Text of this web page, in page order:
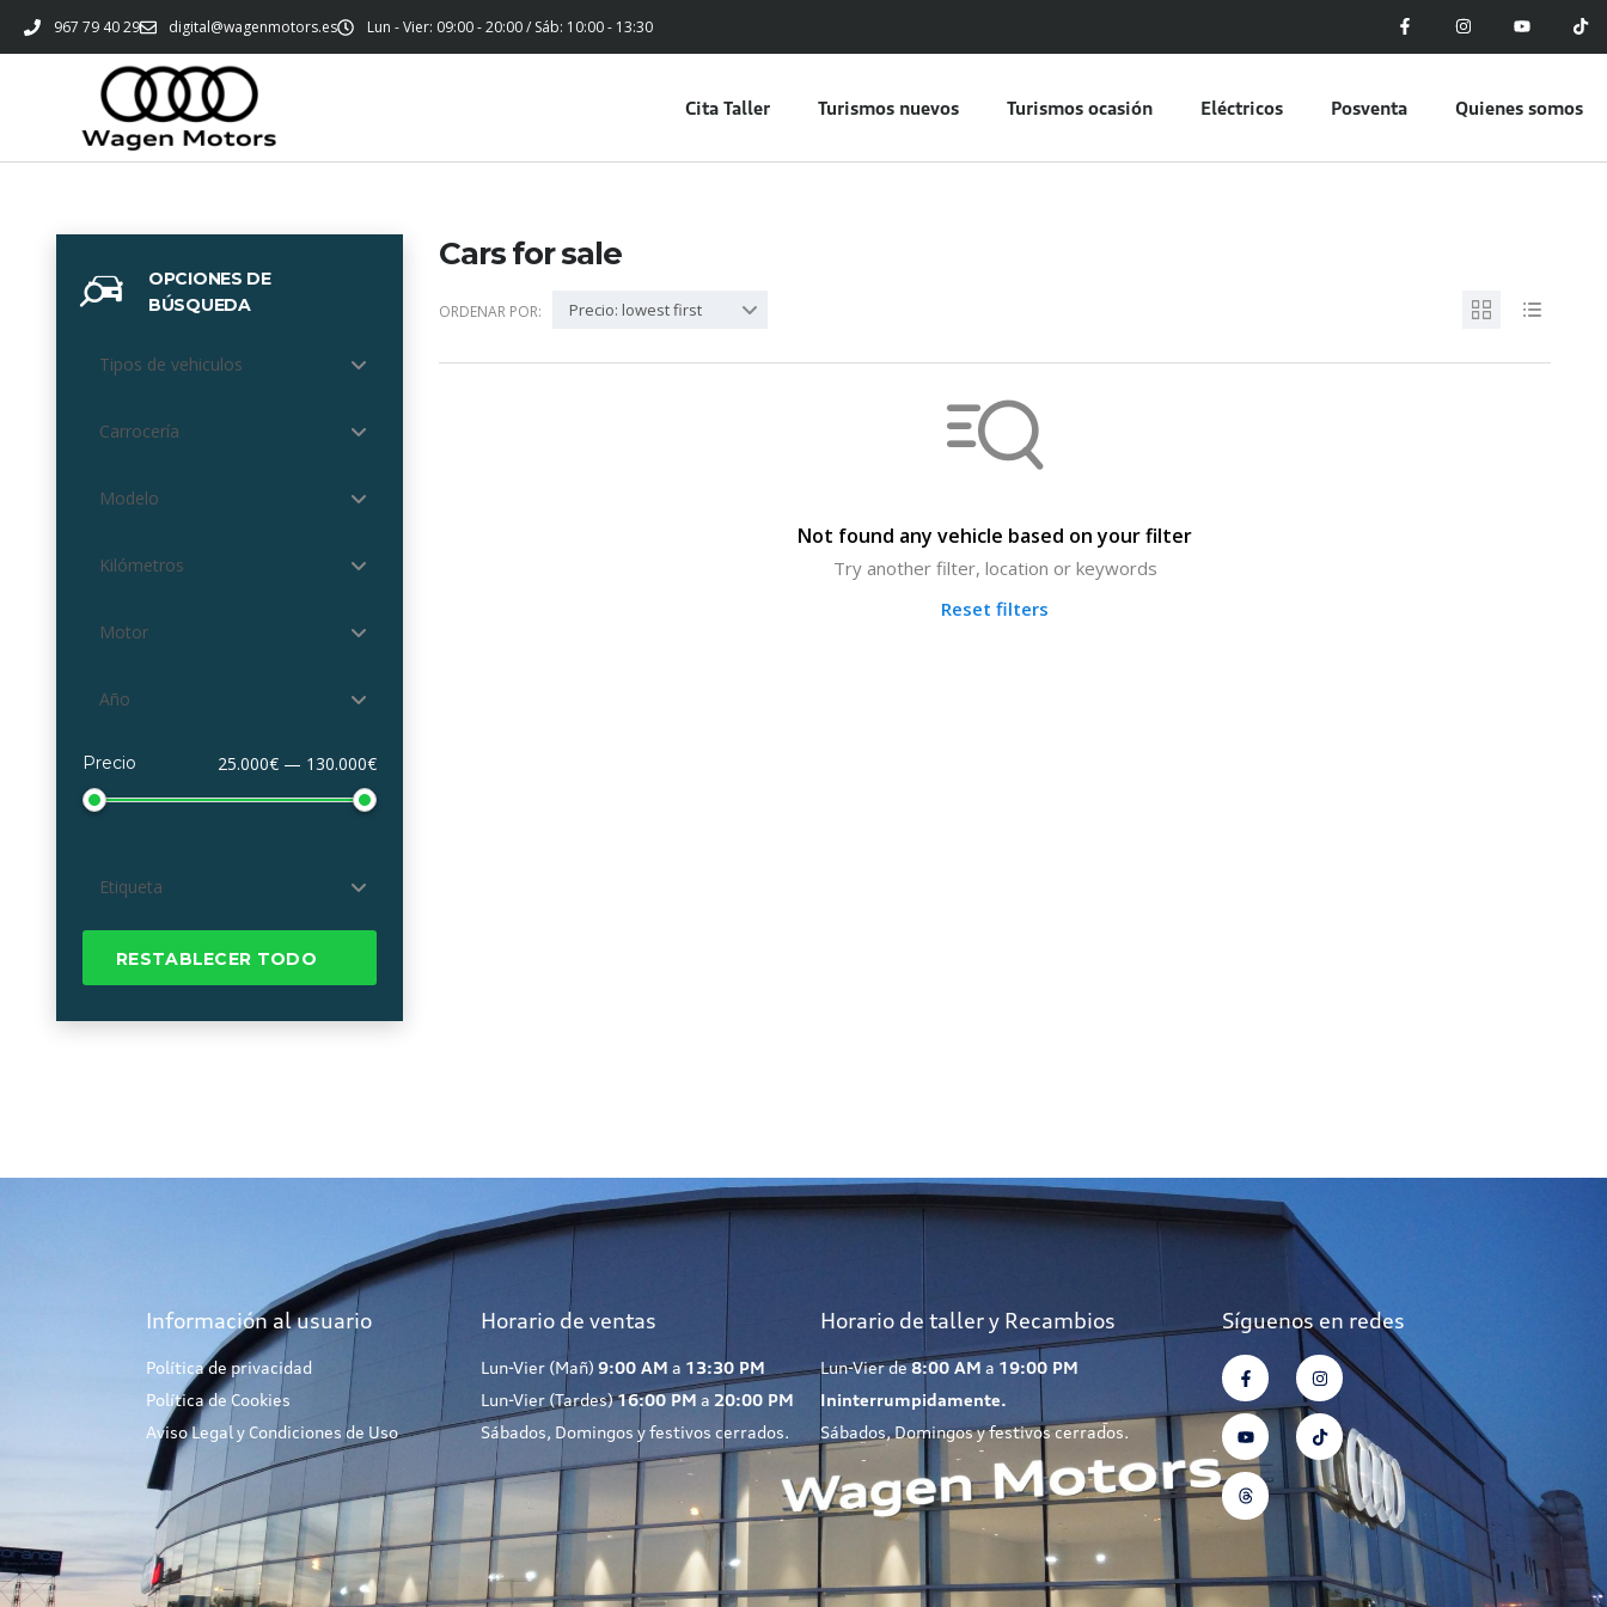
967 79 40 29 digital@wagenmotors.es Lun - Vier: 09:00 - 20:00 / Sáb: 10:00 - 13:30
Cita Taller Turismos nuevos Turismos ocasión Eléctricos Posventa Quienes somos
OPCIONES DE
BÚSQUEDA
Tipos de vehiculos
Carrocería
Modelo
Kilómetros
Motor
Año
Precio 25.000€ — 130.000€
Etiqueta
RESTABLECER TODO
Cars for sale
ORDENAR POR: Precio: lowest first
Not found any vehicle based on your filter
Try another filter, location or keywords
Reset filters
Información al usuario
Política de privacidad
Política de Cookies
Aviso Legal y Condiciones de Uso
Horario de ventas
Lun-Vier (Mañ) 9:00 AM a 13:30 PM
Lun-Vier (Tardes)16:00 PM a 20:00 PM
Sábados, Domingos y festivos cerrados.
Horario de taller y Recambios
Lun-Vier de8:00 AM a 19:00 PM
Ininterrumpidamente.
Sábados, Domingos y festivos cerrados.
Síguenos en redes